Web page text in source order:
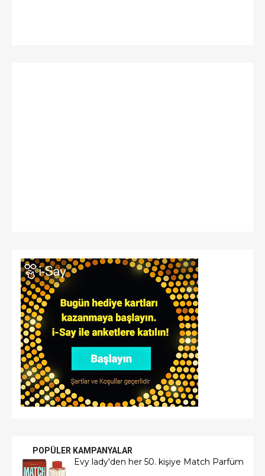
POPÜLER KAMPANYALAR
Evy lady'den her 50. kişiye Match Parfüm